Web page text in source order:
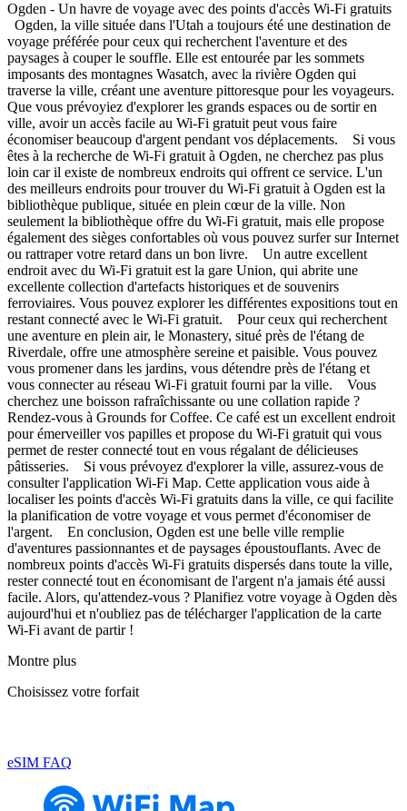
Ogden - Un havre de voyage avec des points d'accès Wi-Fi gratuits
Ogden, la ville située dans l'Utah a toujours été une destination de
voyage préférée pour ceux qui recherchent l'aventure et des
paysages à couper le souffle. Elle est entourée par les sommets
imposants des montagnes Wasatch, avec la rivière Ogden qui
traverse la ville, créant une aventure pittoresque pour les voyageurs.
Que vous prévoyiez d'explorer les grands espaces ou de sortir en
ville, avoir un accès facile au Wi-Fi gratuit peut vous faire
économiser beaucoup d'argent pendant vos déplacements. Si vous
êtes à la recherche de Wi-Fi gratuit à Ogden, ne cherchez pas plus
loin car il existe de nombreux endroits qui offrent ce service. L'un
des meilleurs endroits pour trouver du Wi-Fi gratuit à Ogden est la
bibliothèque publique, située en plein cœur de la ville. Non
seulement la bibliothèque offre du Wi-Fi gratuit, mais elle propose
également des sièges confortables où vous pouvez surfer sur Internet
ou rattraper votre retard dans un bon livre. Un autre excellent
endroit avec du Wi-Fi gratuit est la gare Union, qui abrite une
excellente collection d'artefacts historiques et de souvenirs
ferroviaires. Vous pouvez explorer les différentes expositions tout en
restant connecté avec le Wi-Fi gratuit. Pour ceux qui recherchent
une aventure en plein air, le Monastery, situé près de l'étang de
Riverdale, offre une atmosphère sereine et paisible. Vous pouvez
vous promener dans les jardins, vous détendre près de l'étang et
vous connecter au réseau Wi-Fi gratuit fourni par la ville. Vous
cherchez une boisson rafraîchissante ou une collation rapide ?
Rendez-vous à Grounds for Coffee. Ce café est un excellent endroit
pour émerveiller vos papilles et propose du Wi-Fi gratuit qui vous
permet de rester connecté tout en vous régalant de délicieuses
pâtisseries. Si vous prévoyez d'explorer la ville, assurez-vous de
consulter l'application Wi-Fi Map. Cette application vous aide à
localiser les points d'accès Wi-Fi gratuits dans la ville, ce qui facilite
la planification de votre voyage et vous permet d'économiser de
l'argent. En conclusion, Ogden est une belle ville remplie
d'aventures passionnantes et de paysages époustouflants. Avec de
nombreux points d'accès Wi-Fi gratuits dispersés dans toute la ville,
rester connecté tout en économisant de l'argent n'a jamais été aussi
facile. Alors, qu'attendez-vous ? Planifiez votre voyage à Ogden dès
aujourd'hui et n'oubliez pas de télécharger l'application de la carte
Wi-Fi avant de partir !
Montre plus
Choisissez votre forfait
eSIM FAQ